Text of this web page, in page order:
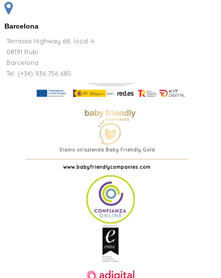
Barcelona
Terrassa Highway 68, local A
08191 Rubi
Barcelona
Tel: (+34) 936 756 685
Siamo un'azienda Baby Friendly Gold
www.babyfriendlycompanies.com